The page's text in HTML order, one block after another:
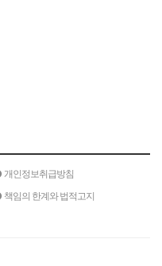
개인정보취급방침
책임의 한계와 법적고지